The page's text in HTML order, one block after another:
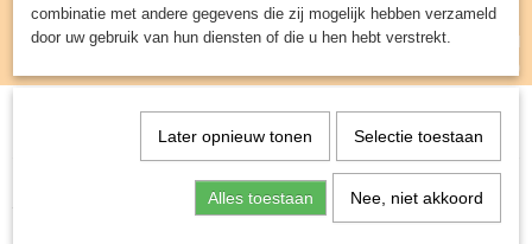
Inloggen Registreren
UW WINKELWAGEN
(0)
Ruilkaarten>Accessoires
combinatie met andere gegevens die zij mogelijk hebben verzameld
door uw gebruik van hun diensten of die u hen hebt verstrekt.
Later opnieuw tonen Selectie toestaan
Alles toestaan Nee, niet akkoord